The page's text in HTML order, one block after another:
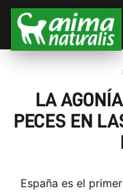
LA
PECES EN
España es el